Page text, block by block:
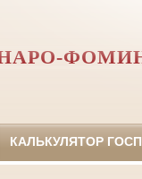
КАЛЬКУЛЯТОР